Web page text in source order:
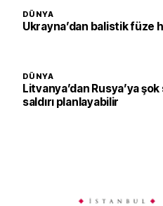
DÜNYA
Ukrayna’dan balistik füze
DÜNYA
Litvanya’dan Rusya’ya şok
saldırı planlayabilir